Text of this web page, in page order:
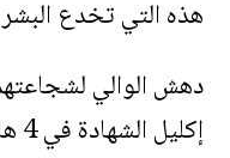
هذه التي تخدع
دهش الوالي
إكليل الشهادة في 4 هاتور.